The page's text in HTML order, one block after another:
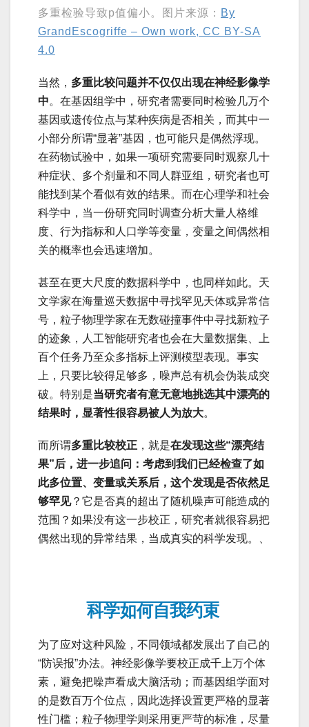
多重检验导致p值偏小。图片来源： By
GrandEscogriffe – Own work, CC BY-SA
4.0
当然， 多重比较问题并不仅仅出现在神经影像学
中。在基因组学中，研究者需要同时检验几万个
基因或遗传位点与某种疾病是否相关，而其中一
小部分所谓“显著”基因，也可能只是偶然浮现。
在药物试验中，如果一项研究需要同时观察几十
种症状、多个剂量和不同人群亚组，研究者也可
能找到某个看似有效的结果。而在心理学和社会
科学中，当一份研究同时调查分析大量人格维
度、行为指标和人口学等变量，变量之间偶然相
关的概率也会迅速增加。
甚至在更大尺度的数据科学中，也同样如此。天
文学家在海量巡天数据中寻找罕见天体或异常信
号，粒子物理学家在无数碰撞事件中寻找新粒子
的迹象，人工智能研究者也会在大量数据集、上
百个任务乃至众多指标上评测模型表现。事实
上，只要比较得足够多，噪声总有机会伪装成突
破。特别是当研究者有意无意地挑选其中漂亮的
结果时，显著性很容易被人为放大。
而所谓多重比较校正 ，就是在发现这些“漂亮结
果”后，进一步追问：考虑到我们已经检查了如
此多位置、变量或关系后，这个发现是否依然足
够罕见？它是否真的超出了随机噪声可能造成的
范围？如果没有这一步校正，研究者就很容易把
偶然出现的异常结果，当成真实的科学发现。、
科学如何自我约束
为了应对这种风险，不同领域都发展出了自己的
“防误报”办法。神经影像学要校正成千上万个体
素，避免把噪声看成大脑活动；而基因组学面对
的是数百万个位点，因此选择设置更严格的显著
性门槛；粒子物理学则采用更严苛的标准，尽量